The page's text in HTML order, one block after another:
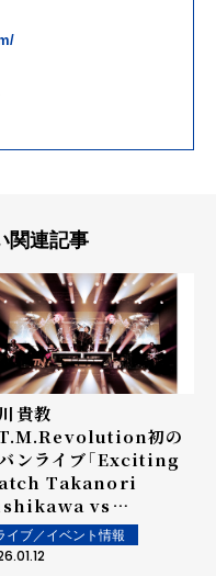
関連記事
貴教
初の
ンライブ「Exciting
Takanori
vs
in
Kong」開催
イブ／イベント情報